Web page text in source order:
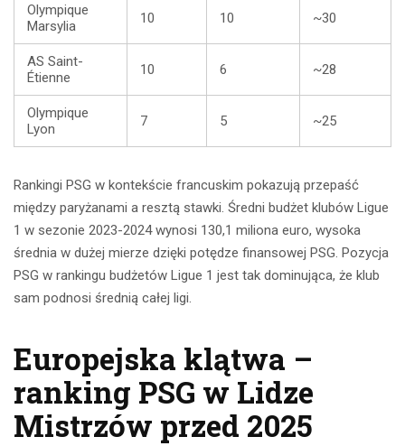
Olympique
Marsylia
10 10 ~30
AS Saint-
Étienne
10 6 ~28
Olympique
Lyon
7 5 ~25
Rankingi PSG w kontekście francuskim pokazują przepaść
między paryżanami a resztą stawki. Średni budżet klubów Ligue
1 w sezonie 2023-2024 wynosi 130,1 miliona euro, wysoka
średnia w dużej mierze dzięki potędze finansowej PSG. Pozycja
PSG w rankingu budżetów Ligue 1 jest tak dominująca, że klub
sam podnosi średnią całej ligi.
Europejska klątwa –
ranking PSG w Lidze
Mistrzów przed 2025